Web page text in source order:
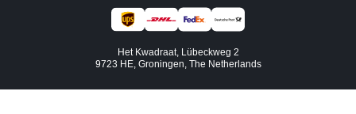
Het Kwadraat, Lübeckweg 2
9723 HE, Groningen, The Netherlands